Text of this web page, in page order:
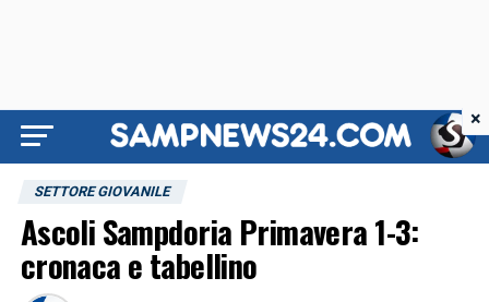
SETTORE GIOVANILE
Ascoli Sampdoria Primavera 1-3:
cronaca e tabellino
×